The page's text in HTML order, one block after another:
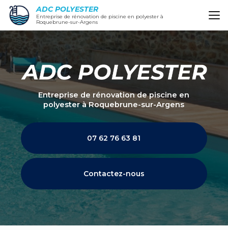
Aller
contenu
principal
ADC POLYESTER
Entreprise de rénovation de piscine en polyester à
Roquebrune-sur-Argens
Entreprise de rénovation de piscine en
polyesterà Roquebrune-sur-Argens
07 62 76 63 81
Contactez-nous